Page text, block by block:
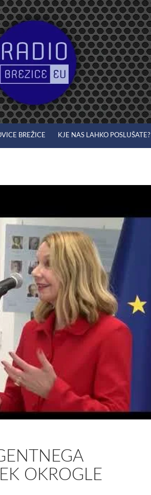
BREŽICE KJE NAS LAHKO POSLUŠATE?
OKROGLE